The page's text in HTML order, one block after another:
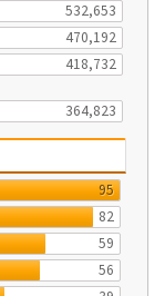
532,653
470,192
418,732
364,823
95
82
59
56